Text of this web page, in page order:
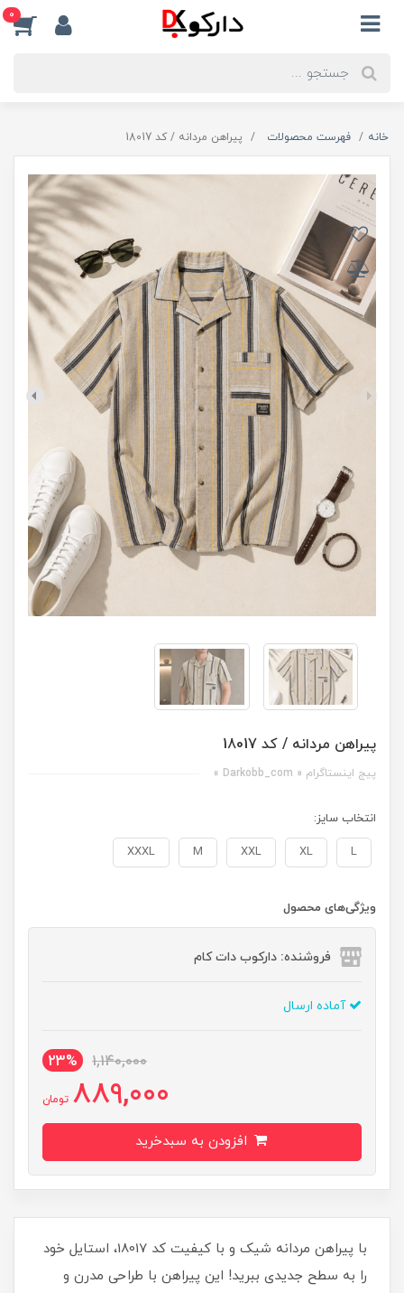
0
خانه فهرست محصولات پیراهن مردانه / کد 18017
پیراهن مردانه / کد 18017
پیج اینستاگرام « Darkobb_com »
انتخاب سایز:
L
XL
XXL
M
XXXL
ویژگی‌های محصول
فروشنده: دارکوب دات کام
آماده ارسال
1,140,000
23%
889,000 تومان
با پیراهن مردانه شیک و با کیفیت کد 18017، استایل خود
را به سطح جدیدی ببرید! این پیراهن با طراحی مدرن و